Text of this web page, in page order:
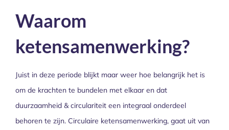
Waarom
ketensamenwerking?
Juist in deze periode blijkt maar weer hoe belangrijk het is
om de krachten te bundelen met elkaar en dat
duurzaamheid & circulariteit een integraal onderdeel
behoren te zijn. Circulaire ketensamenwerking, gaat uit van